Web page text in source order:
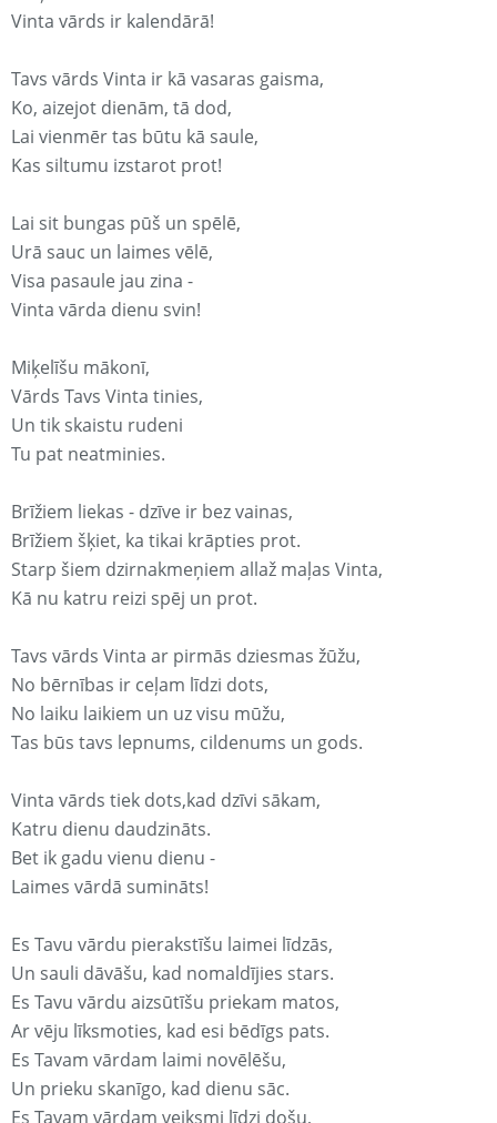
Vinta vārds ir kalendārā!
Tavs vārds Vinta ir kā vasaras gaisma,
Ko, aizejot dienām, tā dod,
Lai vienmēr tas būtu kā saule,
Kas siltumu izstarot prot!
Lai sit bungas pūš un spēlē,
Urā sauc un laimes vēlē,
Visa pasaule jau zina -
Vinta vārda dienu svin!
Miķelīšu mākonī,
Vārds Tavs Vinta tinies,
Un tik skaistu rudeni
Tu pat neatminies.
Brīžiem liekas - dzīve ir bez vainas,
Brīžiem šķiet, ka tikai krāpties prot.
Starp šiem dzirnakmeņiem allaž maļas Vinta,
Kā nu katru reizi spēj un prot.
Tavs vārds Vinta ar pirmās dziesmas žūžu,
No bērnības ir ceļam līdzi dots,
No laiku laikiem un uz visu mūžu,
Tas būs tavs lepnums, cildenums un gods.
Vinta vārds tiek dots,kad dzīvi sākam,
Katru dienu daudzināts.
Bet ik gadu vienu dienu -
Laimes vārdā sumināts!
Es Tavu vārdu pierakstīšu laimei līdzās,
Un sauli dāvāšu, kad nomaldījies stars.
Es Tavu vārdu aizsūtīšu priekam matos,
Ar vēju līksmoties, kad esi bēdīgs pats.
Es Tavam vārdam laimi novēlēšu,
Un prieku skanīgo, kad dienu sāc.
Es Tavam vārdam veiksmi līdzi došu,